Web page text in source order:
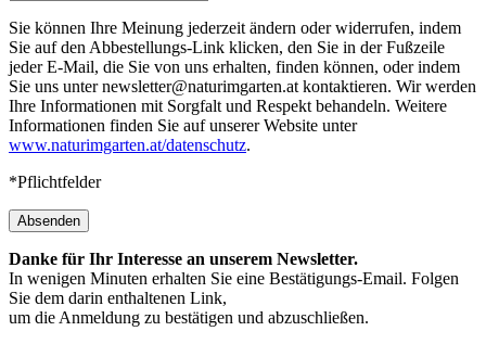
Sie können Ihre Meinung jederzeit ändern oder widerrufen, indem
Sie auf den Abbestellungs-Link klicken, den Sie in der Fußzeile
jeder E-Mail, die Sie von uns erhalten, finden können, oder indem
Sie uns unter newsletter@naturimgarten.at kontaktieren. Wir werden
Ihre Informationen mit Sorgfalt und Respekt behandeln. Weitere
Informationen finden Sie auf unserer Website unter
www.naturimgarten.at/datenschutz.
*Pflichtfelder
Absenden
Danke für Ihr Interesse an unserem Newsletter.
In wenigen Minuten erhalten Sie eine Bestätigungs-Email. Folgen
Sie dem darin enthaltenen Link,
um die Anmeldung zu bestätigen und abzuschließen.